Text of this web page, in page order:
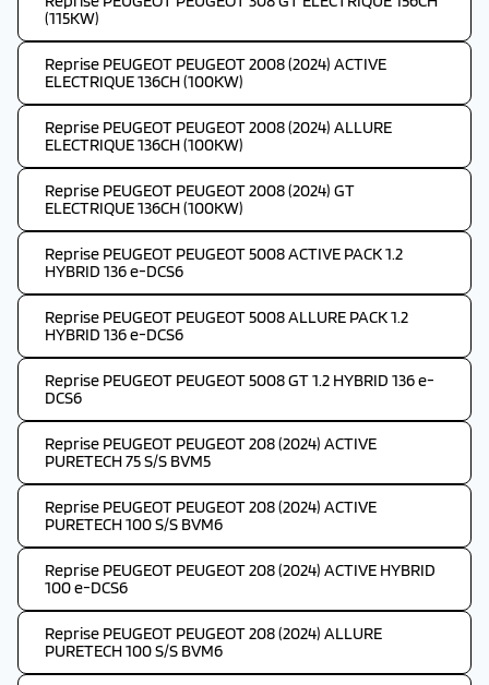
(115KW)
Reprise PEUGEOT PEUGEOT 2008 (2024) ACTIVE
ELECTRIQUE 136CH (100KW)
Reprise PEUGEOT PEUGEOT 2008 (2024) ALLURE
ELECTRIQUE 136CH (100KW)
Reprise PEUGEOT PEUGEOT 2008 (2024) GT
ELECTRIQUE 136CH (100KW)
Reprise PEUGEOT PEUGEOT 5008 ACTIVE PACK 1.2
HYBRID 136 e-DCS6
Reprise PEUGEOT PEUGEOT 5008 ALLURE PACK 1.2
HYBRID 136 e-DCS6
Reprise PEUGEOT PEUGEOT 5008 GT 1.2 HYBRID 136 e-
DCS6
Reprise PEUGEOT PEUGEOT 208 (2024) ACTIVE
PURETECH 75 S/S BVM5
Reprise PEUGEOT PEUGEOT 208 (2024) ACTIVE
PURETECH 100 S/S BVM6
Reprise PEUGEOT PEUGEOT 208 (2024) ACTIVE HYBRID
100 e-DCS6
Reprise PEUGEOT PEUGEOT 208 (2024) ALLURE
PURETECH 100 S/S BVM6